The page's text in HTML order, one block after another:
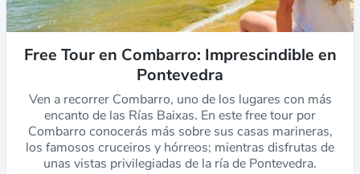
Free Tour en Combarro: Imprescindible en
Pontevedra
Ven a recorrer Combarro, uno de los lugares con más
encanto de las Rías Baixas. En este free tour por
Combarro conocerás más sobre sus casas marineras,
los famosos cruceiros y hórreos; mientras disfrutas de
unas vistas privilegiadas de la ría de Pontevedra.